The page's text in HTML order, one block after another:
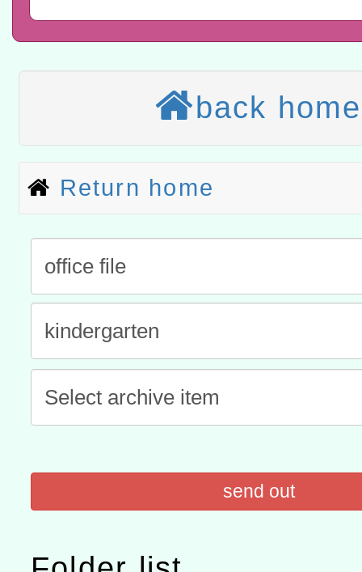
位及節水達人選拔活動」
市孔廟祈福系列活動—儒
2026年桃園地景藝術節教
本校115學年度第2次代理
讀推動專業研習
科技賦能─人工智慧(AI)工
程
A3數位素養講師名單
「數位內容與教學軟體線
t」
有關大陸委員會函釋公務
赴陸應申請許可一案
轉知經濟部水利署委託財
研究院辦理「115年表揚
back home
Return home
send out